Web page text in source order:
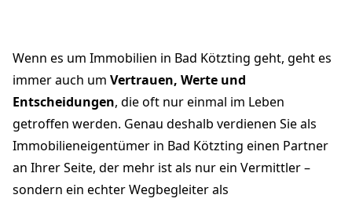
Wenn es um Immobilien in Bad Kötzting geht, geht es
immer auch um Vertrauen, Werte und
Entscheidungen, die oft nur einmal im Leben
getroffen werden. Genau deshalb verdienen Sie als
Immobilieneigentümer in Bad Kötzting einen Partner
an Ihrer Seite, der mehr ist als nur ein Vermittler –
sondern ein echter Wegbegleiter als